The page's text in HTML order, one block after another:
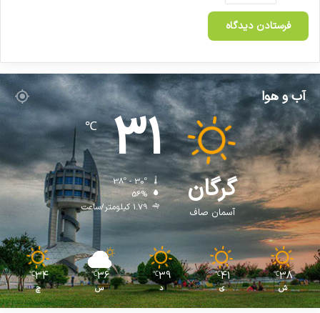
آب و هوا
گرگان
آسمان صاف
31
℃
38º - 30º
56%
1.79 کیلومتر/ساعت
38
℃
ش
41
℃
ی
39
℃
د
36
℃
س
34
℃
چ